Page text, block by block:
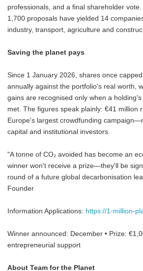
professionals, and a final shareholder
1,700 proposals have yielded 14
industry, transport, agriculture and
Saving the planet pays
Since 1 January 2026, shares once
annually against the portfolio's real worth,
gains are recognised only when a
met. The figures speak plainly: €41 million
Europe's largest crowdfunding
capital and institutional investors.
"A tonne of CO₂ avoided has become an
winner won't receive a prize—they'll be
round of a future global decarbonisation
Founder
Information Applications: https://1-million-
Winner announced: December • Prize:
entrepreneurial support
About Team for the Planet